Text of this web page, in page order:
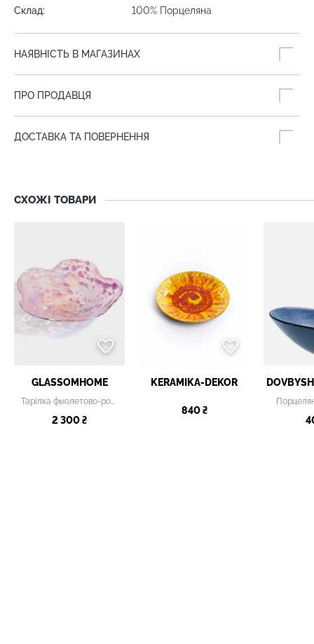
Склад:
100% Порцеляна
НАЯВНІСТЬ В МАГАЗИНАХ
ПРО ПРОДАВЦЯ
ДОСТАВКА ТА ПОВЕРНЕННЯ
СХОЖІ ТОВАРИ
GLASSOMHOME
Тарілка фыолетово-рожева
2 300 ₴
KERAMIKA-DEKOR
840 ₴